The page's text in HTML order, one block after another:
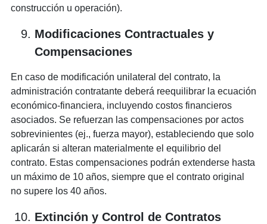
construcción u operación).
Modificaciones Contractuales y
Compensaciones
En caso de modificación unilateral del contrato, la
administración contratante deberá reequilibrar la ecuación
económico-financiera, incluyendo costos financieros
asociados. Se refuerzan las compensaciones por actos
sobrevinientes (ej., fuerza mayor), estableciendo que solo
aplicarán si alteran materialmente el equilibrio del
contrato. Estas compensaciones podrán extenderse hasta
un máximo de 10 años, siempre que el contrato original
no supere los 40 años.
Extinción y Control de Contratos